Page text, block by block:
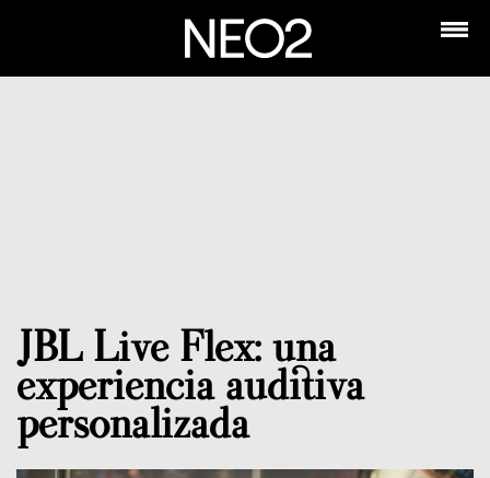
JBL Live Flex: una
experiencia auditiva
personalizada